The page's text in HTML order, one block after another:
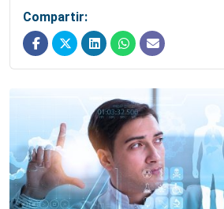
Compartir: